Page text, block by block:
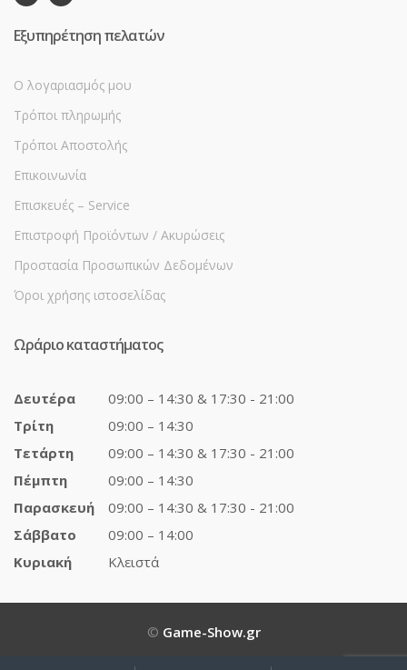
Εξυπηρέτηση πελατών
Ο λογαριασμός μου
Τρόποι πληρωμής
Τρόποι Αποστολής
Επικοινωνία
Επισκευές – Service
Επιστροφή Προϊόντων / Ακυρώσεις
Προστασία Προσωπικών Δεδομένων
Όροι χρήσης ιστοσελίδας
Ωράριο καταστήματος
Δευτέρα
09:00 – 14:30 & 17:30 - 21:00
Τρίτη
09:00 – 14:30
Τετάρτη
09:00 – 14:30 & 17:30 - 21:00
Πέμπτη
09:00 – 14:30
Παρασκευή
09:00 – 14:30 & 17:30 - 21:00
Σάββατο
09:00 – 14:00
Κυριακή
Κλειστά
© Game-Show.gr